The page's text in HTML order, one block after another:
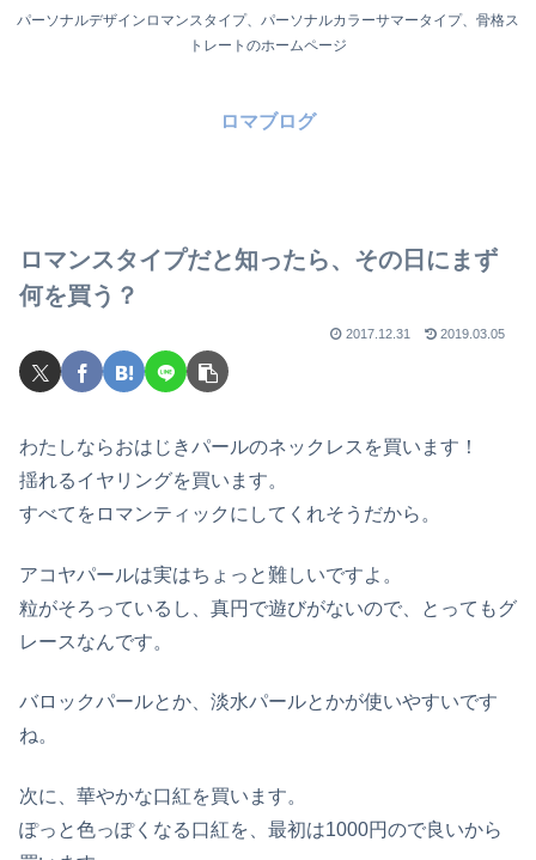
パーソナルデザインロマンスタイプ、パーソナルカラーサマータイプ、骨格ス
トレートのホームページ
ロマブログ
ロマンスタイプだと知ったら、その日にまず
何を買う？
2017.12.31 2019.03.05
わたしならおはじきパールのネックレスを買います！
揺れるイヤリングを買います。
すべてをロマンティックにしてくれそうだから。
アコヤパールは実はちょっと難しいですよ。
粒がそろっているし、真円で遊びがないので、とってもグ
レースなんです。
バロックパールとか、淡水パールとかが使いやすいです
ね。
次に、華やかな口紅を買います。
ぽっと色っぽくなる口紅を、最初は1000円ので良いから